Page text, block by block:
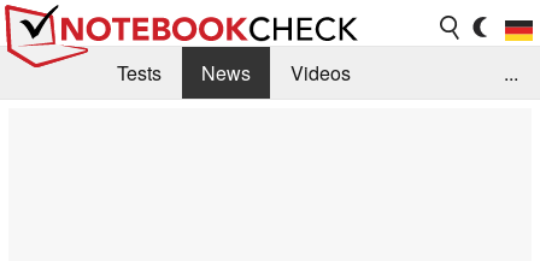
Tests News
Videos
...